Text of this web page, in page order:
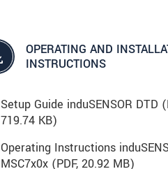
OPERATING AND
INSTRUCTIONS
Setup Guide induSENSOR DTD (
719.74 KB)
Operating Instructions
MSC7x0x (PDF, 20.92 MB)